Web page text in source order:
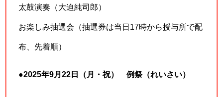
太鼓演奏（大迫純司郎）
お楽しみ抽選会（抽選券は当日17時から授与所で配
布、先着順）
●2025年9月22日（月・祝） 例祭（れいさい）